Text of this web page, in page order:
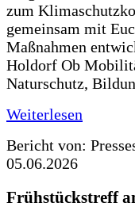
zum
gemeinsam mit
Maßnahmen
Holdorf Ob
Naturschutz,
Weiterlesen
Bericht von:
05.06.2026
Frühstückstreff